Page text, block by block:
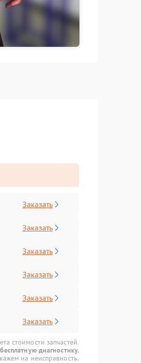
Заказать
Заказать
Заказать
Заказать
Заказать
Заказать
стоимости запчастей.
диагностику.
на неисправность.